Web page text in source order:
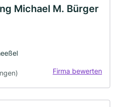
Michael M. Bürger
Firma bewerten